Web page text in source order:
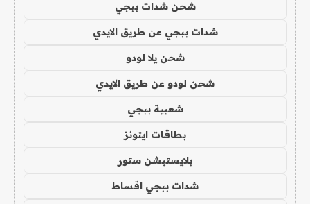
شحن شدات ببجي
شدات ببجي عن طريق الايدي
شحن يلا لودو
شحن لودو عن طريق الايدي
شعبية ببجي
بطاقات ايتونز
بلايستيشن ستور
شدات ببجي اقساط